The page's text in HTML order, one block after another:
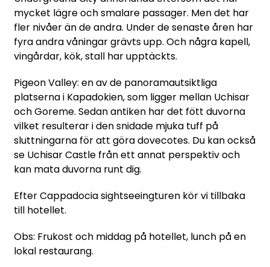
mycket lägre och smalare passager. Men det har
fler nivåer än de andra. Under de senaste åren har
fyra andra våningar grävts upp. Och några kapell,
vingårdar, kök, stall har upptäckts.
Pigeon Valley: en av de panoramautsiktliga
platserna i Kapadokien, som ligger mellan Uchisar
och Goreme. Sedan antiken har det fött duvorna
vilket resulterar i den snidade mjuka tuff på
sluttningarna för att göra dovecotes. Du kan också
se Uchisar Castle från ett annat perspektiv och
kan mata duvorna runt dig.
Efter Cappadocia sightseeingturen kör vi tillbaka
till hotellet.
Obs: Frukost och middag på hotellet, lunch på en
lokal restaurang.